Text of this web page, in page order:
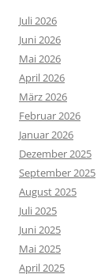
Juli 2026
Juni 2026
Mai 2026
April 2026
März 2026
Februar 2026
Januar 2026
Dezember 2025
September 2025
August 2025
Juli 2025
Juni 2025
Mai 2025
April 2025